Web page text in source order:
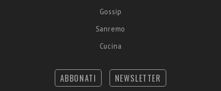
Gossip
Sanremo
Cucina
ABBONATI NEWSLETTER